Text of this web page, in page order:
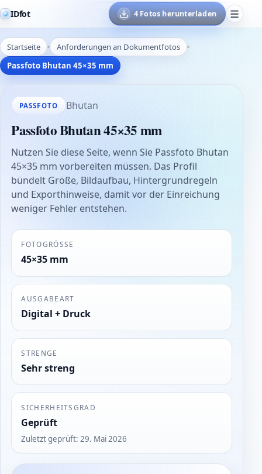
IDfot 4 Fotos herunterladen
Startseite
Anforderungen an Dokumentfotos
Passfoto Bhutan 45×35 mm
PASSFOTO Bhutan
Passfoto Bhutan 45×35 mm
Nutzen Sie diese Seite, wenn Sie Passfoto Bhutan
45×35 mm vorbereiten müssen. Das Profil
bündelt Größe, Bildaufbau, Hintergrundregeln
und Exporthinweise, damit vor der Einreichung
weniger Fehler entstehen.
FOTOGRÖSSE
45×35 mm
AUSGABEART
Digital + Druck
STRENGE
Sehr streng
SICHERHEITSGRAD
Geprüft
Zuletzt geprüft:29. Mai 2026